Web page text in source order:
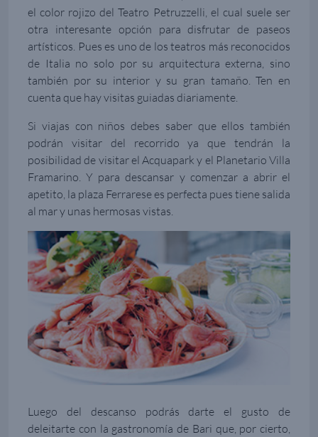
el color rojizo del Teatro Petruzzelli, el cual suele ser
otra interesante opción para disfrutar de paseos
artísticos. Pues es uno de los teatros más reconocidos
de Italia no solo por su arquitectura externa, sino
también por su interior y su gran tamaño. Ten en
cuenta que hay visitas guiadas diariamente.
Si viajas con niños debes saber que ellos también
podrán visitar del recorrido ya que tendrán la
posibilidad de visitar el Acquapark y el Planetario Villa
Framarino. Y para descansar y comenzar a abrir el
apetito, la plaza Ferrarese es perfecta pues tiene salida
al mar y unas hermosas vistas.
Luego del descanso podrás darte el gusto de
deleitarte con la gastronomía de Bari que, por cierto,